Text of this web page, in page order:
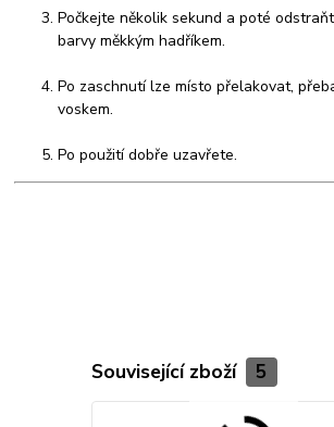
Počkejte několik sekund a poté
barvy měkkým hadříkem.
Po zaschnutí lze místo přelakovat,
voskem.
Po použití dobře uzavřete.
Související zboží 5